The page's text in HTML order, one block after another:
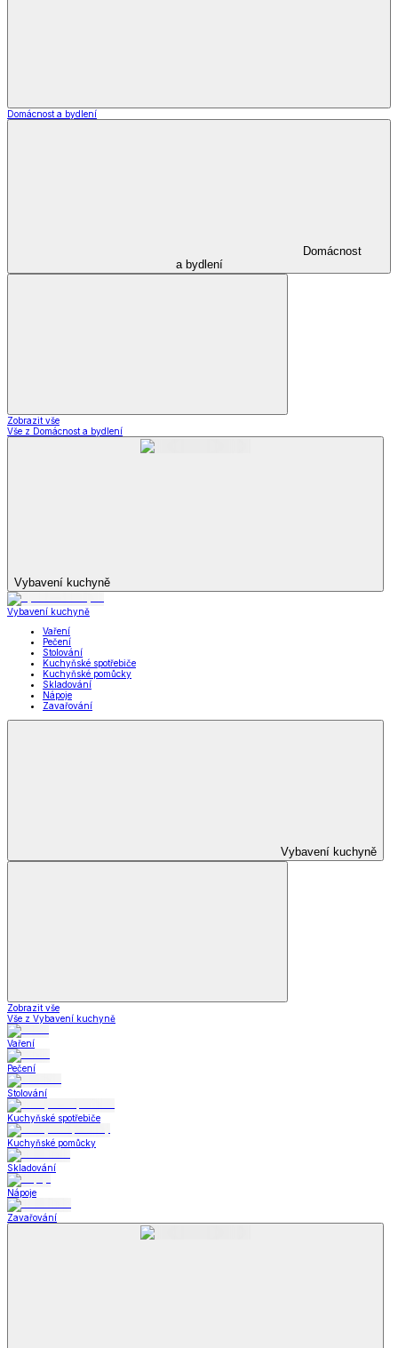
Domácnost a bydlení
Domácnost
a bydlení
Zobrazit vše
Vše z Domácnost a bydlení
Vybavení kuchyně
Vybavení kuchyně
Vaření
Pečení
Stolování
Kuchyňské spotřebiče
Kuchyňské pomůcky
Skladování
Nápoje
Zavařování
Vybavení kuchyně
Zobrazit vše
Vše z Vybavení kuchyně
Vaření
Pečení
Stolování
Kuchyňské spotřebiče
Kuchyňské pomůcky
Skladování
Nápoje
Zavařování